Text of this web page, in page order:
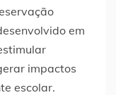
em
impactos
escolar.